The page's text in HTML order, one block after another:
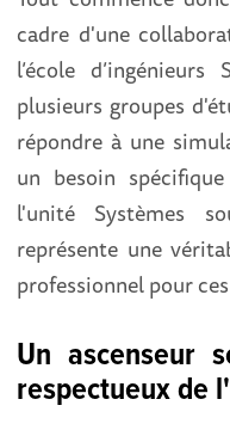
cadre d'une
l’école
plusieurs groupes
répondre à une
un besoin
l'unité Systèmes
représente une
professionnel pour
Un ascenseur
respectueux de